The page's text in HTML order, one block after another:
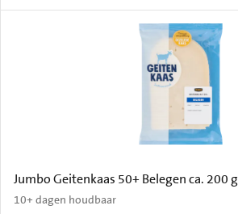
Jumbo Geitenkaas 50+ Belegen ca. 200 g
10+ dagen houdbaar